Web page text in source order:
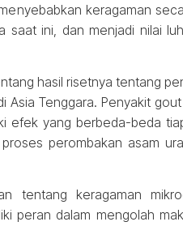
keragaman
saat ini, dan menjadi nilai
hasil risetnya tentang
Asia Tenggara. Penyakit
efek yang berbeda-beda
perombakan asam
tentang keragaman
peran dalam mengolah